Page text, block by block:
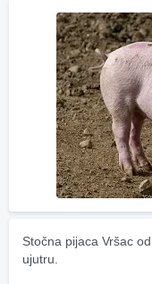
Stočna pijaca Vršac
ujutru.